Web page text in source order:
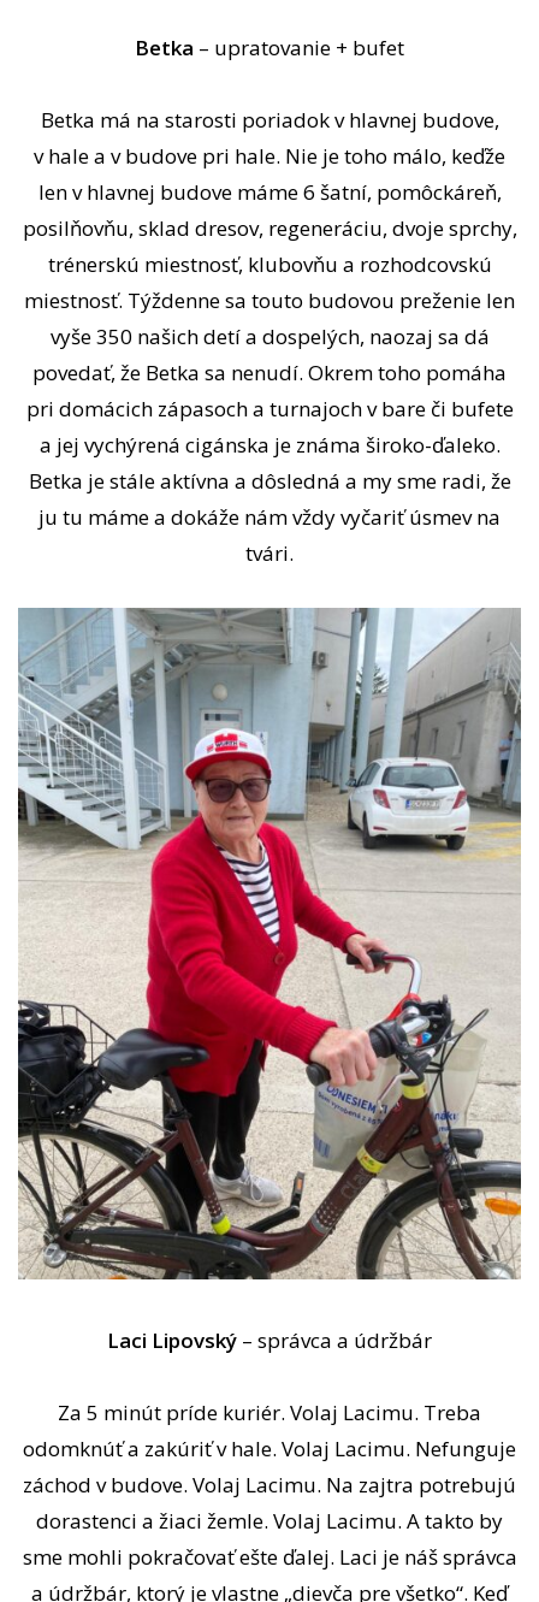
Betka – upratovanie + bufet
Betka má na starosti poriadok v hlavnej budove,
v hale a v budove pri hale. Nie je toho málo, keďže
len v hlavnej budove máme 6 šatní, pomôckáreň,
posilňovňu, sklad dresov, regeneráciu, dvoje sprchy,
trénerskú miestnosť, klubovňu a rozhodcovskú
miestnosť. Týždenne sa touto budovou preženie len
vyše 350 našich detí a dospelých, naozaj sa dá
povedať, že Betka sa nenudí. Okrem toho pomáha
pri domácich zápasoch a turnajoch v bare či bufete
a jej vychýrená cigánska je známa široko-ďaleko.
Betka je stále aktívna a dôsledná a my sme radi, že
ju tu máme a dokáže nám vždy vyčariť úsmev na
tvári.
Laci Lipovský – správca a údržbár
Za 5 minút príde kuriér. Volaj Lacimu. Treba
odomknúť a zakúriť v hale. Volaj Lacimu. Nefunguje
záchod v budove. Volaj Lacimu. Na zajtra potrebujú
dorastenci a žiaci žemle. Volaj Lacimu. A takto by
sme mohli pokračovať ešte ďalej. Laci je náš správca
a údržbár, ktorý je vlastne „dievča pre všetko“. Keď